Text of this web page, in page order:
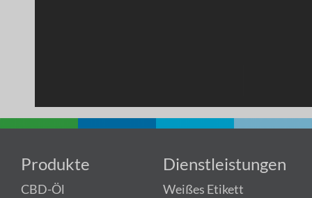
Produkte
CBD-Öl
Dienstleistungen
Weißes Etikett